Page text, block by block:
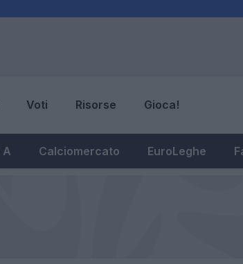
Voti Risorse Gioca!
A Calciomercato EuroLeghe